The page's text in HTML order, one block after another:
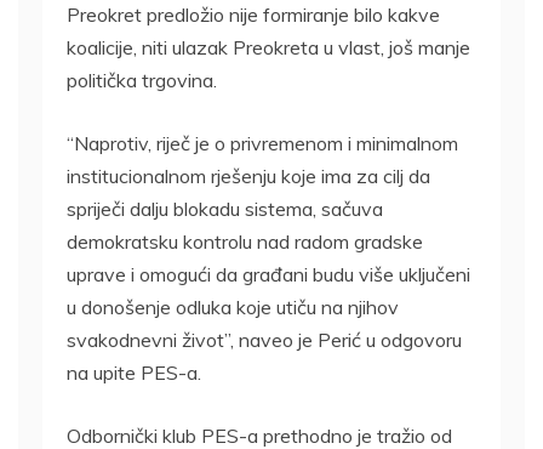
Preokret predložio nije formiranje bilo kakve
koalicije, niti ulazak Preokreta u vlast, još manje
politička trgovina.
“Naprotiv, riječ je o privremenom i minimalnom
institucionalnom rješenju koje ima za cilj da
spriječi dalju blokadu sistema, sačuva
demokratsku kontrolu nad radom gradske
uprave i omogući da građani budu više uključeni
u donošenje odluka koje utiču na njihov
svakodnevni život”, naveo je Perić u odgovoru
na upite PES-a.
Odbornički klub PES-a prethodno je tražio od